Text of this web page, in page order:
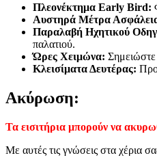
Πλεονέκτημα Early Bird:
Αυστηρά Μέτρα
Παραλαβή Ηχητικού
παλατιού.
Ώρες Χειμώνα: Σημειώστε
Κλεισίματα Δευτέρας:
Ακύρωση:
Τα εισιτήρια μπορούν να
Με αυτές τις γνώσεις στα χέρια